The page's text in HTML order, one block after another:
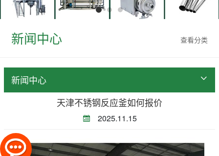
查看分类
新闻中心
新闻中心
天津不锈钢反应釜如何报价
2025.11.15